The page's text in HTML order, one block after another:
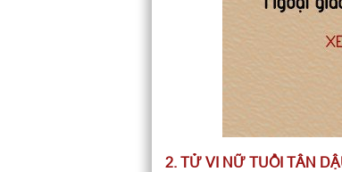
2. TỬ VI NỮ TUỔI TÂN